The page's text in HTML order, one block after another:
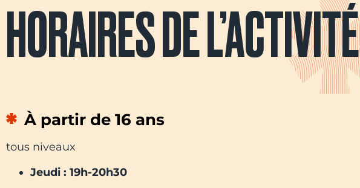
HORAIRES DE L’ACTIVITÉ
À partir de 16 ans
tous niveaux
Jeudi : 19h-20h30